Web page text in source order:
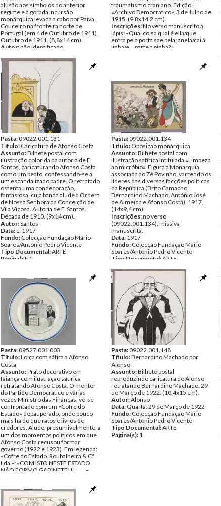
alusão aos símbolos do anterior
regime e à gorada incursão
monárquica levada a cabo por Paiva
Couceiro na fronteira norte de
Portugal (em 4 de Outubro de 1911).
Outubro de 1911. (8,8x14 cm).
Autor:não identificado
estrofes rimadas:
«PRESIDENTE/Segura o rato,
João/Toma com elle cuidado/Porque
depois da expulsão/O maroto anda
damnado»; «CHAGAS/Não faz mal na
ratoeira/Nem preso pelo
focinho/Chia mas é na fronteira/Não
nos come mais toucinho».
Data:Outubro de 1911
Fundo:Colecção Fundação Mário
Soares/António Pedro Vicente
Tipo Documental:ARTE
Página(s):1
traumatismo craniano. Edição
«Archivo Democratico». 3 de Julho de
1915. (9,8x14,2 cm).
Inscrições:No verso manuscrito a
lápis: «Qual coisa qual é ella/que
entra pela porta sae pela janela/cai á
linha/e ...parte a pinha?»
Página(s):1
Pasta:09022.001.131
Título: Caricatura de Afonso Costa
Assunto:Bilhete postal com
ilustração colorida da autoria de F.
Santos, caricaturando Afonso Costa
como um beato, confessando-se a
um escandalizado padre. O retratado
ostenta uma condecoração,
fantasiosa, cuja banda alude à Ordem
de Nossa Senhora da Conceição de
Vila Viçosa. Autoria de F. Santos.
Década de 1910. (9x14 cm).
Autor:Santos
Data: c. 1917
Fundo: Colecção Fundação Mário
Soares/António Pedro Vicente
Tipo Documental:ARTE
Página(s): 1
Pasta:09022.001.134
Título: Oposição monárquica
Assunto:Bilhete postal com
ilustração satírica intitulada «Limpeza
ao micróbio». Figura a Monarquia,
associada ao Zé Povinho, varrendo os
líderes das diversas facções políticas
da República (Brito Camacho,
Bernardino Machado, António José
de Almeida e Afonso Costa). 1917.
(14x9,4 cm).
Inscrições:no verso
(09022.001.134), missiva
manuscrita.
Data: 1917
Fundo: Colecção Fundação Mário
Soares/António Pedro Vicente
Tipo Documental: ARTE
Pasta:09527.001.003
Título:Loiça com sátira a Afonso
Costa
Assunto:Prato decorativo em
faiança com ilustração satírica
retratando Afonso Costa. O mentor
do Partido Democrático e várias
vezes Ministro das Finanças, vê-se
confrontado com um «Cofre do
Estado» depauperado, onde pouco
mais há do que ratos e livros de
credores. Alude, presumivelmente, a
um dos momentos políticos em que
Afonso Costa recusou formar
governo (1922 e 1923). Em legenda:
«Cofre do Estado. Roubalheira & Cª
Lda.»; «COM ISTO NESTE ESTADO
NÃO FORMO GABINETE!!!.......».
Estado. Roubalheira & Cª Lda.»; «COM
ISTO NESTE ESTADO NÃO FORMO
Pasta:09022.001.148
Título:Bernardino Machado por
Alonso
Assunto:Bilhete postal
reproduzindo caricatura de Alonso
retratando Bernardino Machado. 29
de Março de 1922. (10,4x15 cm).
Autor:Alonso
Data: Quarta, 29 de Março de 1922
Fundo: Colecção Fundação Mário
Soares/António Pedro Vicente
Tipo Documental:ARTE
Página(s): 1